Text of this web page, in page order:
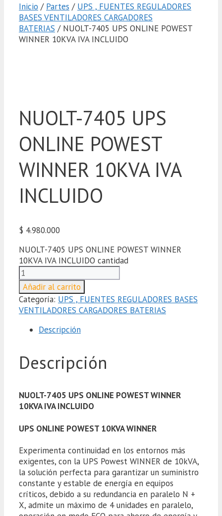
Inicio / Partes / UPS , FUENTES REGULADORES
BASES VENTILADORES CARGADORES
BATERIAS / NUOLT-7405 UPS ONLINE POWEST
WINNER 10KVA IVA INCLUIDO
NUOLT-7405 UPS
ONLINE POWEST
WINNER 10KVA IVA
INCLUIDO
$ 4.980.000
NUOLT-7405 UPS ONLINE POWEST WINNER
10KVA IVA INCLUIDO cantidad
Añadir al carrito
Categoría: UPS , FUENTES REGULADORES BASES
VENTILADORES CARGADORES BATERIAS
Descripción
Descripción
NUOLT-7405 UPS ONLINE POWEST WINNER
10KVA IVA INCLUIDO
UPS ONLINE POWEST 10KVA WINNER
Experimenta continuidad en los entornos más
exigentes, con la UPS Powest WINNER de 10kVA,
la solución perfecta para garantizar un suministro
constante y estable de energía en equipos
críticos, debido a su redundancia en paralelo N +
X, admite un máximo de 4 unidades en paralelo,